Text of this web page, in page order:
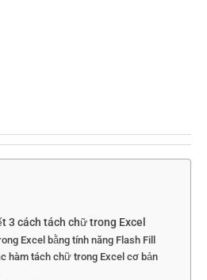
3 cách tách chữ trong Excel
Excel bằng tính năng Flash Fill
hàm tách chữ trong Excel cơ bản